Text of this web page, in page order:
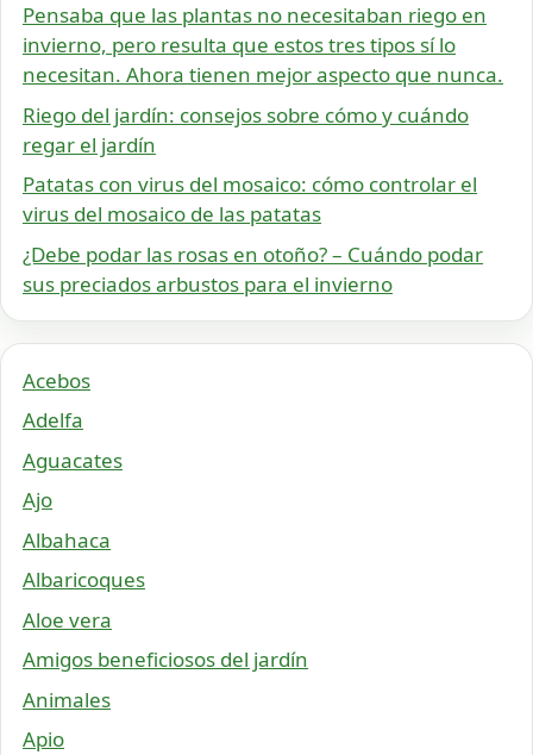
Pensaba que las plantas no necesitaban riego en
invierno, pero resulta que estos tres tipos sí lo
necesitan. Ahora tienen mejor aspecto que nunca.
Riego del jardín: consejos sobre cómo y cuándo
regar el jardín
Patatas con virus del mosaico: cómo controlar el
virus del mosaico de las patatas
¿Debe podar las rosas en otoño? – Cuándo podar
sus preciados arbustos para el invierno
Acebos
Adelfa
Aguacates
Ajo
Albahaca
Albaricoques
Aloe vera
Amigos beneficiosos del jardín
Animales
Apio